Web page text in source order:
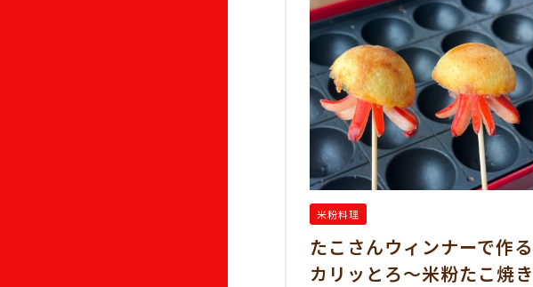
米粉料理
たこさんウィンナーで作る
カリッとろ～米粉たこ焼き